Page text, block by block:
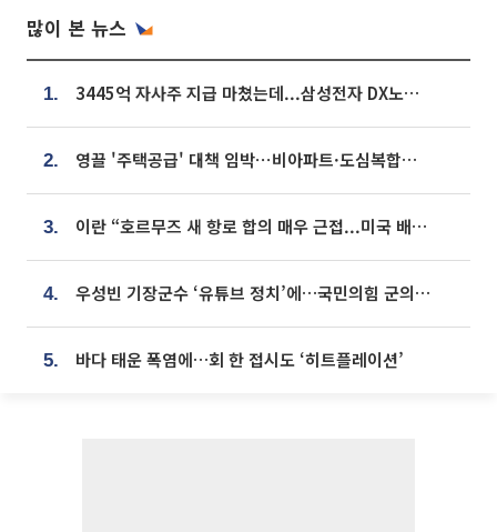
많이 본 뉴스
1. 3445억 자사주 지급 마쳤는데...삼성전자 DX노조, 뒤늦은 '떼쓰기 집회'
2. 영끌 '주택공급' 대책 임박⋯비아파트·도심복합까지 총동원
3. 이란 “호르무즈 새 항로 합의 매우 근접...미국 배상 먼저”
4. 우성빈 기장군수 ‘유튜브 정치’에…국민의힘 군의원들 집단 반발
5. 바다 태운 폭염에…회 한 접시도 ‘히트플레이션’